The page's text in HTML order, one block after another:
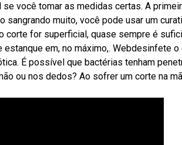
você tomar as medidas certas. A
muito, você pode usar um
corte for superficial, quase sempre é
em, no máximo,. Webdesinfete
É possível que bactérias tenham
ou nos dedos? Ao sofrer um corte na